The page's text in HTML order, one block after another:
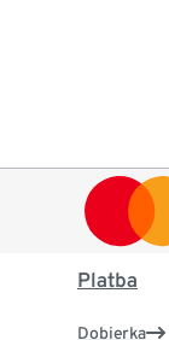
Platba
Dobierka